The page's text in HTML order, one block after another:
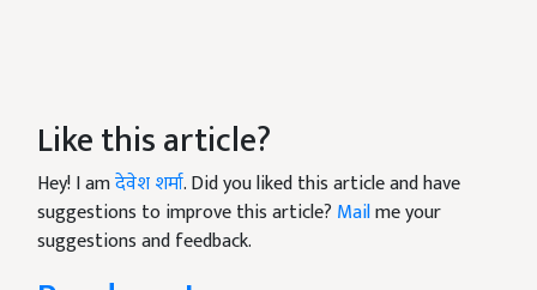
Like this article?
Hey! I amदेवेश शर्मा. Did you liked this article and have
suggestions to improve this article? Mailme your
suggestions and feedback.